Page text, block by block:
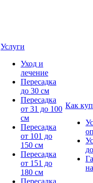
Услуги
Уход и
лечение
Пересадка
до 30 см
Пересадка
от 31 до 100
см
Пересадка
от 101 до
150 см
Пересадка
от 151 до
180 см
Как